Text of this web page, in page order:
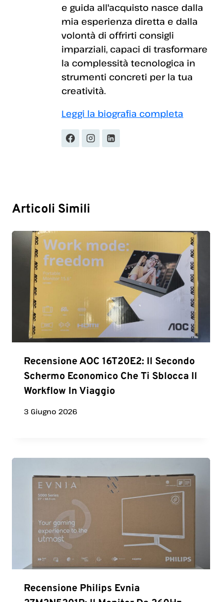
e guida all'acquisto nasce dalla
mia esperienza diretta e dalla
volontà di offrirti consigli
imparziali, capaci di trasformare
la complessità tecnologica in
strumenti concreti per la tua
creatività.
Leggi la biografia completa
Articoli Simili
Recensione AOC 16T20E2: Il Secondo
Schermo Economico Che Ti Sblocca Il
Workflow In Viaggio
3 Giugno 2026
Recensione Philips Evnia